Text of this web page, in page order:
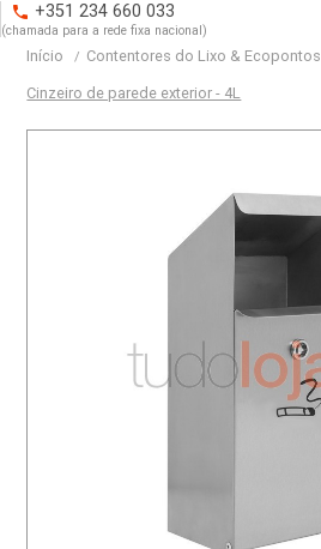
phone +351 234 660 033
(chamada para a rede fixa nacional)
Início Contentores do Lixo & Ecopontos
Cinzeiro de parede exterior - 4L